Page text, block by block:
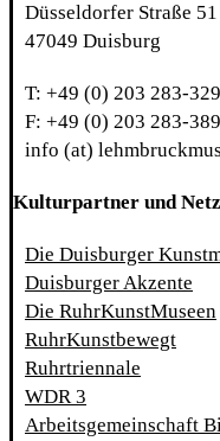
Düsseldorfer Straße 51
47049 Duisburg
T: +49 (0) 203 283-
F: +49 (0) 203 283-
info (at)
Kulturpartner und
Die Duisburger
Duisburger Akzente
Die RuhrKunstMuseen
RuhrKunstbewegt
Ruhrtriennale
WDR 3
Arbeitsgemeinschaft